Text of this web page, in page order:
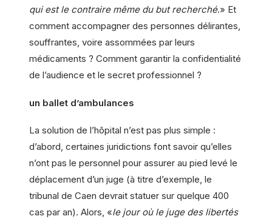
qui est le contraire même du but recherché.» Et
comment accompagner des personnes délirantes,
souffrantes, voire assommées par leurs
médicaments ? Comment garantir la confidentialité
de l’audience et le secret professionnel ?
un ballet d’ambulances
La solution de l’hôpital n’est pas plus simple :
d’abord, certaines juridictions font savoir qu’elles
n’ont pas le personnel pour assurer au pied levé le
déplacement d’un juge (à titre d’exemple, le
tribunal de Caen devrait statuer sur quelque 400
cas par an). Alors, «le jour où le juge des libertés